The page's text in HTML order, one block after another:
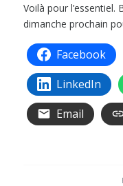
Voilà pour
dimanche prochain
Facebook
LinkedIn
Email